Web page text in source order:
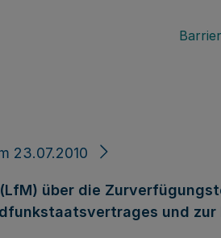
23.07.2010
über die
und